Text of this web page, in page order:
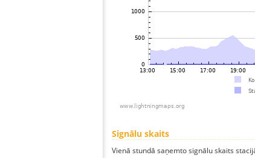
Signālu skaits
Vienā stundā saņemto signālu skaits